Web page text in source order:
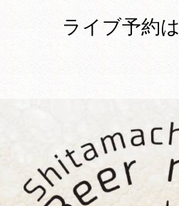
ライブ予約は